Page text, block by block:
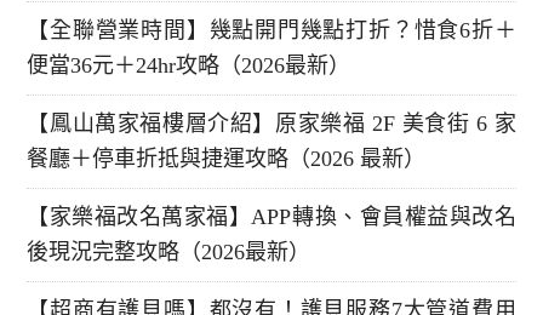
【全聯營業時間】幾點開門幾點打折？惜食6折＋
便當36元＋24hr攻略（2026最新）
【鳳山萬家福樓層介紹】原家樂福 2F 美食街 6 家
餐廳＋停車折抵與捷運攻略（2026 最新）
【家樂福改名萬家福】APP轉換、會員權益與改名
後現況完整攻略（2026最新）
【超商有護貝嗎】都沒有！護貝服務7大管道費用